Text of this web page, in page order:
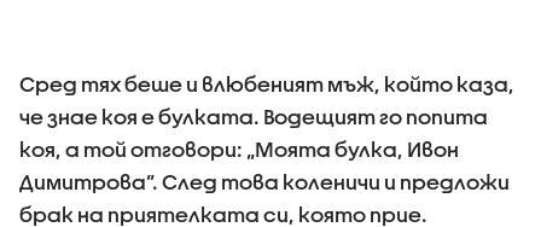
Сред тях беше и влюбеният мъж, който каза,
че знае коя е булката. Водещият го попита
коя, а той отговори: „Моята булка, Ивон
Димитрова”. След това коленичи и предложи
брак на приятелката си, която прие.